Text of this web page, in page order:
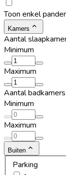
Toon enkel
Kamers
Aantal
Minimum
Maximum
Aantal badkamers
Minimum
Maximum
Buiten
Parking